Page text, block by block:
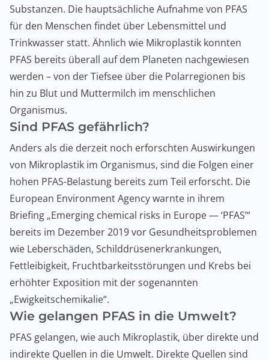
Substanzen. Die hauptsächliche Aufnahme von PFAS
für den Menschen findet über Lebensmittel und
Trinkwasser statt. Ähnlich wie Mikroplastik konnten
PFAS bereits überall auf dem Planeten nachgewiesen
werden – von der Tiefsee über die Polarregionen bis
hin zu Blut und Muttermilch im menschlichen
Organismus.
Sind PFAS gefährlich?
Anders als die derzeit noch erforschten Auswirkungen
von Mikroplastik im Organismus, sind die Folgen einer
hohen PFAS-Belastung bereits zum Teil erforscht. Die
European Environment Agency warnte in ihrem
Briefing „Emerging chemical risks in Europe — ‘PFAS’“
bereits im Dezember 2019 vor Gesundheitsproblemen
wie Leberschäden, Schilddrüsenerkrankungen,
Fettleibigkeit, Fruchtbarkeitsstörungen und Krebs bei
erhöhter Exposition mit der sogenannten
„Ewigkeitschemikalie“.
Wie gelangen PFAS in die Umwelt?
PFAS gelangen, wie auch Mikroplastik, über direkte und
indirekte Quellen in die Umwelt. Direkte Quellen sind